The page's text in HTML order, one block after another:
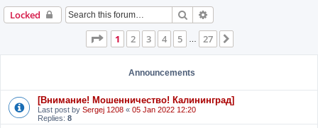
Locked Search
Page
1of 27
1 2 3 4 5 27
Announcements
[Внимание! Мошенничество! Калининград]
Last post by Sergej 1208 « 05 Jan 2022 12:20
Replies: 8